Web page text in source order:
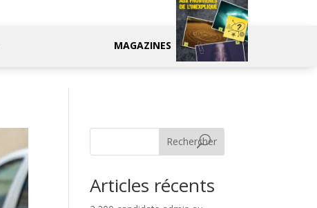
MAGAZINES
Rechercher
Articles récents